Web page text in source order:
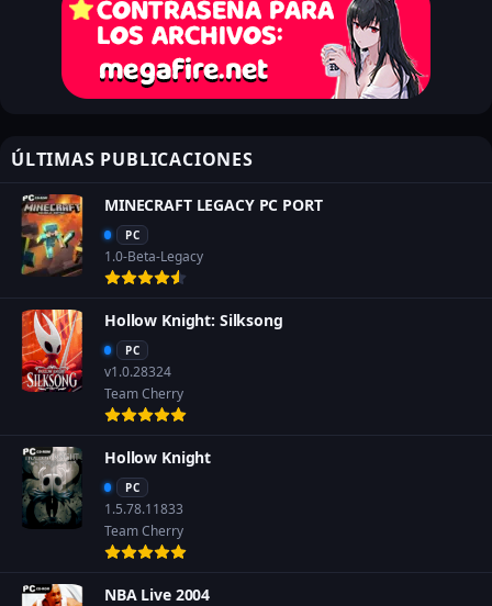
ÚLTIMAS PUBLICACIONES
MINECRAFT LEGACY PC PORT
PC
1.0-Beta-Legacy
Hollow Knight: Silksong
PC
v1.0.28324
Team Cherry
Hollow Knight
PC
1.5.78.11833
Team Cherry
NBA Live 2004